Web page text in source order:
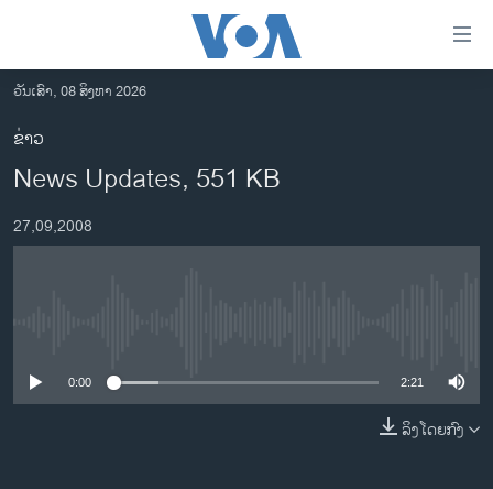
ເຂົ້າ
ຫາ
ຂ້າມ
ຂ້າມ
ໄປ
ອາເມຣິກາ
ການເລືອກຕັ້ງ ປະທານາທີບໍດີ ສະຫະລັດ 2024
ອິດສະຫຼະພາບດ້ານການຂ່າວ
ວັນເສົາ, 08 ສິງຫາ 2026
ຂ່າວ
News Updates, 551 KB
27,09,2008
0:00 2:21
ລິງໂດຍກົງ